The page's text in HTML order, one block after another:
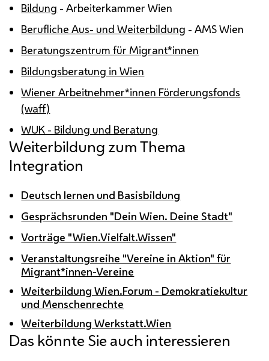
Bildung - Arbeiterkammer Wien
Berufliche Aus- und Weiterbildung - AMS Wien
Beratungszentrum für Migrant*innen
Bildungsberatung in Wien
Wiener Arbeitnehmer*innen Förderungsfonds
(waff)
WUK - Bildung und Beratung
Weiterbildung zum Thema
Integration
Deutsch lernen und Basisbildung
Gesprächsrunden "Dein Wien. Deine Stadt"
Vorträge "Wien.Vielfalt.Wissen"
Veranstaltungsreihe "Vereine in Aktion" für
Migrant*innen-Vereine
Weiterbildung Wien.Forum - Demokratiekultur
und Menschenrechte
Weiterbildung Werkstatt.Wien
Das könnte Sie auch interessieren